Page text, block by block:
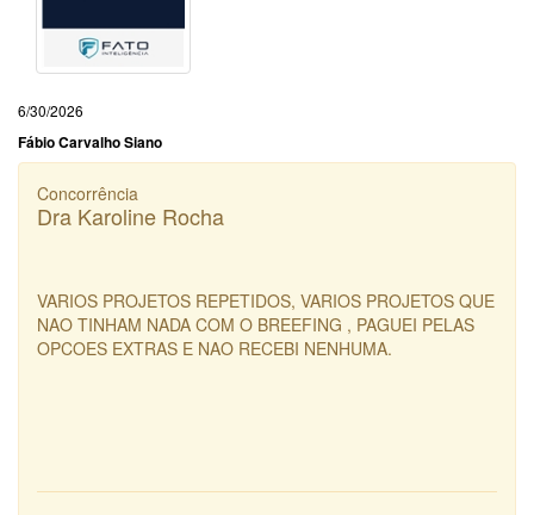
6/30/2026
Fábio Carvalho Siano
Concorrência
Dra Karoline Rocha
VARIOS PROJETOS REPETIDOS, VARIOS PROJETOS QUE
NAO TINHAM NADA COM O BREEFING , PAGUEI PELAS
OPCOES EXTRAS E NAO RECEBI NENHUMA.